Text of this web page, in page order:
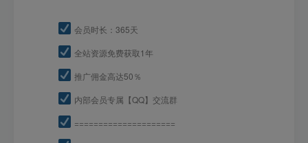
会员时长：365天
全站资源免费获取1年
推广佣金高达50％
内部会员专属【QQ】交流群
=====================